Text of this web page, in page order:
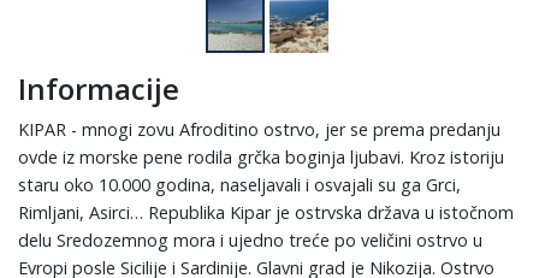
Informacije
KIPAR - mnogi zovu Afroditino ostrvo, jer se prema predanju
ovde iz morske pene rodila grčka boginja ljubavi. Kroz istoriju
staru oko 10.000 godina, naseljavali i osvajali su ga Grci,
Rimljani, Asirci… Republika Kipar je ostrvska država u istočnom
delu Sredozemnog mora i ujedno treće po veličini ostrvo u
Evropi posle Sicilije i Sardinije. Glavni grad je Nikozija. Ostrvo